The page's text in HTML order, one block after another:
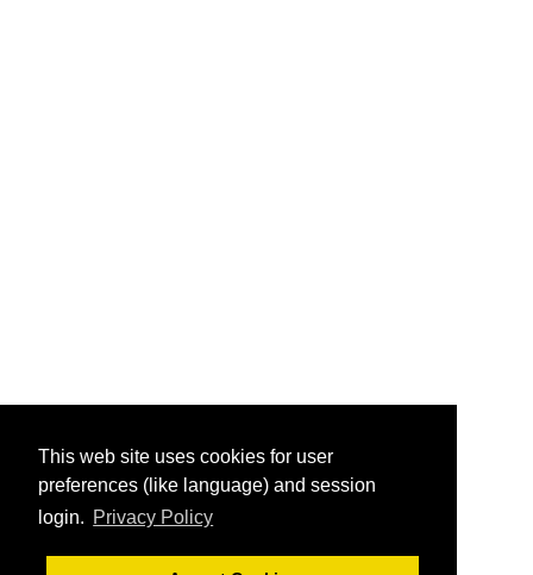
This web site uses cookies for user
preferences (like language) and session
login. Privacy Policy